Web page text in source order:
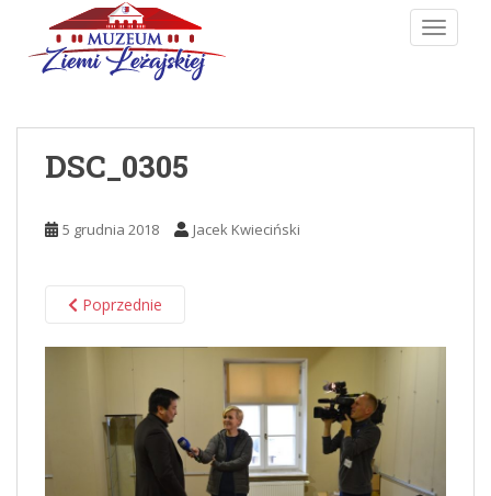
Skip to main content
DSC_0305
5 grudnia 2018 Jacek Kwieciński
Poprzednie